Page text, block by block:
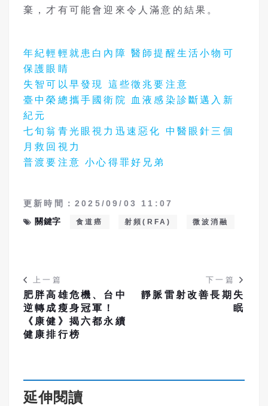
棄，才有可能會迎來令人滿意的結果。
年紀輕輕就患白內障 醫師提醒生活小物可
保護眼睛
失智可以早發現 這些徵兆要注意
臺中榮總攜手國衛院 血液感染診斷邁入新
紀元
七旬翁青光眼視力迅速惡化 中醫眼針三個
月救回視力
普渡要注意 小心得罪好兄弟
更新時間：2025/09/03 11:07
關鍵字
食道癌 射頻(RFA) 微波消融
上一篇
肥胖高雄危機、台中
逆轉成瘦身冠軍！
《康健》揭六都永續
健康排行榜
下一篇
靜脈雷射改善長期失
眠
延伸閱讀